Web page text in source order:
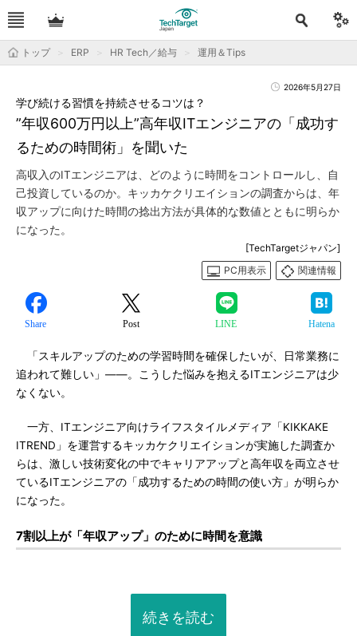
トップ ERP HR Tech／給与 運用＆Tips
2026年5月27日
”年収600万円以上”高年収ITエンジニアの「成功す
るための時間術」を聞いた
学び続ける習慣を持続させるコツは？
高収入のITエンジニアは、どのように時間をコントロールし、自
己投資しているのか。キッカケクリエイションの調査からは、年
収アップに向けた時間の捻出方法が具体的な数値とともに明らか
になった。
[TechTargetジャパン]
PC用表示
関連情報
Share Post LINE Hatena
「スキルアップのための学習時間を確保したいが、日常業務に
追われて難しい」――。こうした悩みを抱えるITエンジニアは少
なくない。
一方、ITエンジニア向けライフスタイルメディア「KIKKAKE
ITREND」を運営するキッカケクリエイションが実施した調査か
らは、激しい技術変化の中でキャリアアップと高年収を両立させ
ているITエンジニアの「成功するための時間の使い方」が明らか
になった。
7割以上が「年収アップ」のために時間を意識
続きを読む